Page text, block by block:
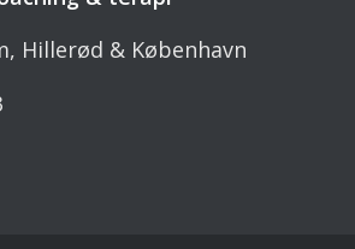
Hillerød & København